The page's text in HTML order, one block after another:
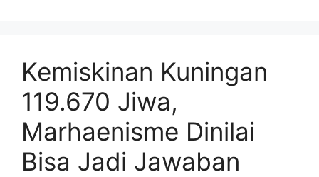
Kemiskinan Kuningan
119.670 Jiwa,
Marhaenisme Dinilai
Bisa Jadi Jawaban